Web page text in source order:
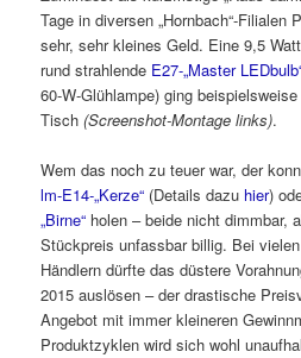
Tage in diversen „Hornbach“-Filialen
sehr, sehr kleines Geld. Eine 9,5
rund strahlende E27-„Master
60-W-Glühlampe) ging
Tisch(Screenshot-Montage links).
Wem das noch zu teuer war, der
lm-E14-„Kerze“ (Details dazu hier)
„Birne“ holen – beide nicht dimmbar,
Stückpreis unfassbar billig. Bei
Händlern dürfte das düstere
2015 auslösen – der drastische
Angebot mit immer kleineren
Produktzyklen wird sich wohl